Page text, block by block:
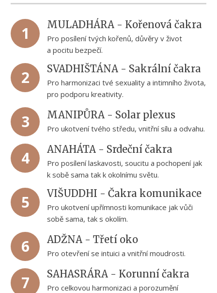
1 MULADHÁRA - Kořenová čakra
Pro posílení tvých kořenů, důvěry v život
a pocitu bezpečí.
2 SVADHIŠTÁNA - Sakrální čakra
Pro harmonizaci tvé sexuality a intimního života,
pro podporu kreativity.
3 MANIPŮRA - Solar plexus
Pro ukotvení tvého středu, vnitřní sílu a odvahu.
4 ANAHÁTA - Srdeční čakra
Pro posílení laskavosti, soucitu a pochopení jak
k sobě sama tak k okolnímu světu.
5 VIŠUDDHI - Čakra komunikace
Pro ukotvení upřímnosti komunikace jak vůči
sobě sama, tak s okolím.
6 ADŽNA - Třetí oko
Pro otevření se intuici a vnitřní moudrosti.
7 SAHASRÁRA - Korunní čakra
Pro celkovou harmonizaci a porozumění